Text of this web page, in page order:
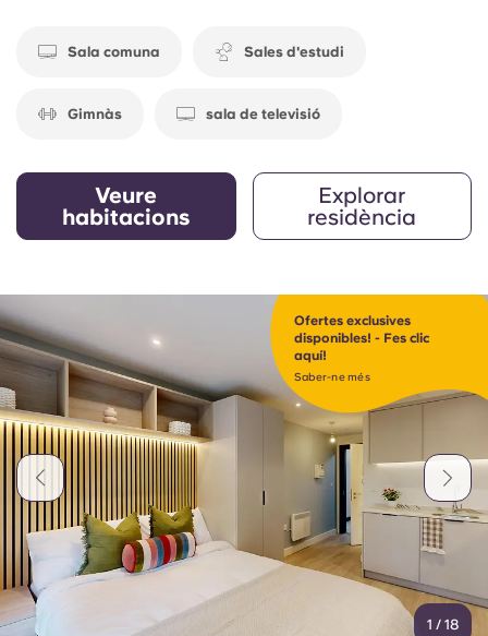
Sala comuna Sales d'estudi
Gimnàs sala de televisió
Veure
habitacions
Explorar
residència
Ofertes exclusives
disponibles! - Fes clic
aquí!
Saber-ne més
1 / 18